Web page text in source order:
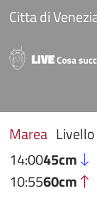
Salta al
Citta di
Marea
14:0045cm
10:5560cm